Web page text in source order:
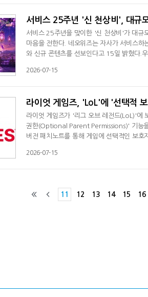
서비스 25주년 '신 천상비', 대규
서비스 25주년을 맞이한 '신 천상비'가 대규
마음을 전한다. 네오위즈는 자사가 서비스
와 신규 콘텐츠를 선보인다고 15일 밝혔다.
캐릭터는 자동으로 굿즈 추첨 이벤트에 응
2026-07-15
라이엇 게임즈, 'LoL'에 '선택적
라이엇 게임즈가 '리그 오브 레전드(LoL)'에
권한(Optional Parent Permissions)' 기능
버전 패치노트를 통해 게임에 선택적인 보
채팅을 제한할 수 있으며, 친구 요청을 차단
2026-07-15
11 12 13 14 15 16